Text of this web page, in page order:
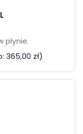
płynie.
365,00 zł)